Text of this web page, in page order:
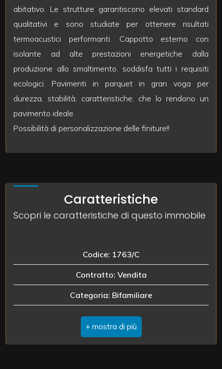
abitativo. Le strutture garantiscono elevati standard
qualitativi e sono studiate per ottenere risultati
termoacustici performanti. Cappotto esterno con
isolante ad alte prestazioni energetiche dalla
produzione allo smaltimento, soddisfa tutti i requisiti
ecologici. Pavimenti in parquet in gran voga per
durezza, stabilità, caratteristiche, che lo rendono un
pavimento ideale.
Possibilità di personalizzazione delle finiture!!
Caratteristiche
Scopri le caratteristiche di questo immobile
Codice: 1763/C
Contratto: Vendita
Categoria: Bifamiliare
Indirizzo: Via Lombardia, 55
CAP: 45030
5+
Bagni
Qualsiasi
1